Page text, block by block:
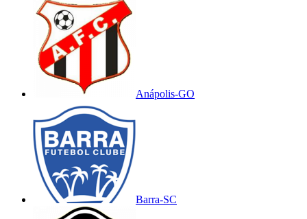
Anápolis-GO
Barra-SC